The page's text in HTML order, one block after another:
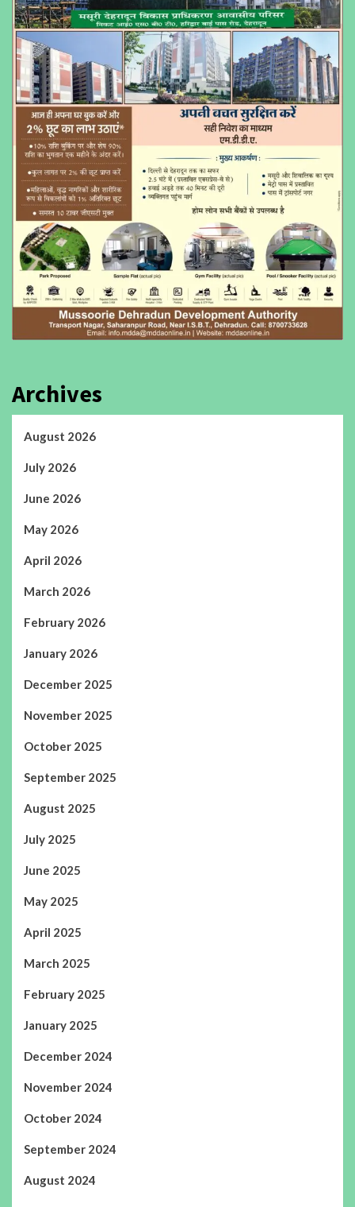
Archives
August 2026
July 2026
June 2026
May 2026
April 2026
March 2026
February 2026
January 2026
December 2025
November 2025
October 2025
September 2025
August 2025
July 2025
June 2025
May 2025
April 2025
March 2025
February 2025
January 2025
December 2024
November 2024
October 2024
September 2024
August 2024